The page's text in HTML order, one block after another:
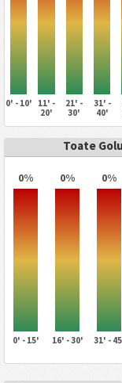
0' - 10'
11' -
20'
21' -
30'
31' -
40'
Toate
0% 0% 0%
0' - 15' 16' - 30' 31' -